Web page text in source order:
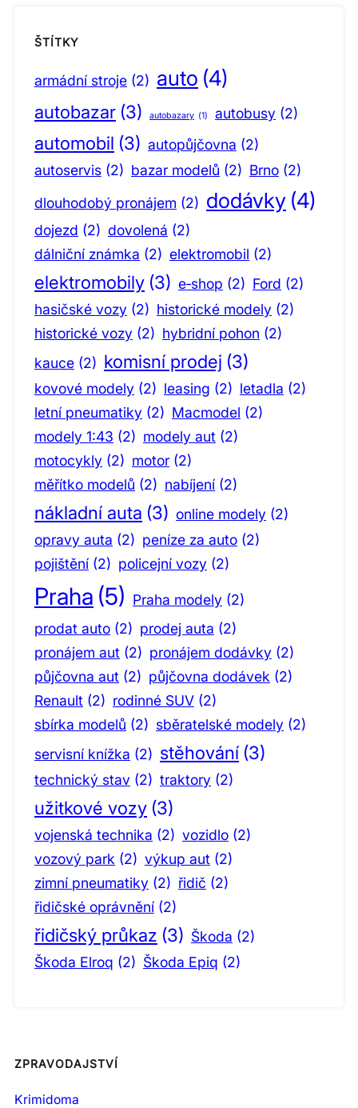
ŠTÍTKY
armádní stroje (2) auto (4)
autobazar (3) autobazary (1) autobusy (2)
automobil (3) autopůjčovna (2)
autoservis (2) bazar modelů (2) Brno (2)
dlouhodobý pronájem (2) dodávky (4)
dojezd (2) dovolená (2)
dálniční známka (2) elektromobil (2)
elektromobily (3) e‑shop (2) Ford (2)
hasičské vozy (2) historické modely (2)
historické vozy (2) hybridní pohon (2)
kauce (2) komisní prodej (3)
kovové modely (2) leasing (2) letadla (2)
letní pneumatiky (2) Macmodel (2)
modely 1:43 (2) modely aut (2)
motocykly (2) motor (2)
měřítko modelů (2) nabíjení (2)
nákladní auta (3) online modely (2)
opravy auta (2) peníze za auto (2)
pojištění (2) policejní vozy (2)
Praha (5) Praha modely (2)
prodat auto (2) prodej auta (2)
pronájem aut (2) pronájem dodávky (2)
půjčovna aut (2) půjčovna dodávek (2)
Renault (2) rodinné SUV (2)
sbírka modelů (2) sběratelské modely (2)
servisní knížka (2) stěhování (3)
technický stav (2) traktory (2)
užitkové vozy (3)
vojenská technika (2) vozidlo (2)
vozový park (2) výkup aut (2)
zimní pneumatiky (2) řidič (2)
řidičské oprávnění (2)
řidičský průkaz (3) Škoda (2)
Škoda Elroq (2) Škoda Epiq (2)
ZPRAVODAJSTVÍ
Krimidoma